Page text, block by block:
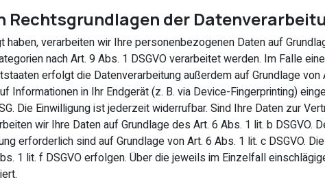
Rechtsgrundlagen der
verarbeiten wir Ihre personenbezogenen Daten auf
nach Art. 9 Abs. 1 DSGVO verarbeitet werden. Im Falle
erfolgt die Datenverarbeitung außerdem auf Grundlage von
Informationen in Ihr Endgerät (z. B. via Device-Fingerprinting)
Die Einwilligung ist jederzeit widerrufbar. Sind Ihre Daten zur
wir Ihre Daten auf Grundlage des Art. 6 Abs. 1 lit. b DSGVO.
erforderlich sind auf Grundlage von Art. 6 Abs. 1 lit. c DSGVO.
1 lit. f DSGVO erfolgen. Über die jeweils im Einzelfall